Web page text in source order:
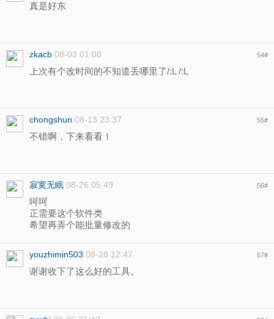
真是好东
zkacb 08-03 01:08 54#
上次有个改时间的不知道丢哪里了/:L /:L
chongshun 08-13 23:37 55#
不错啊，下来看看！
寂寞无眠 08-26 05:49 56#
呵呵
正需要这个软件类
希望再弄个能批量修改的
youzhimin503 08-28 12:47 57#
谢谢收下了这么好的工具。